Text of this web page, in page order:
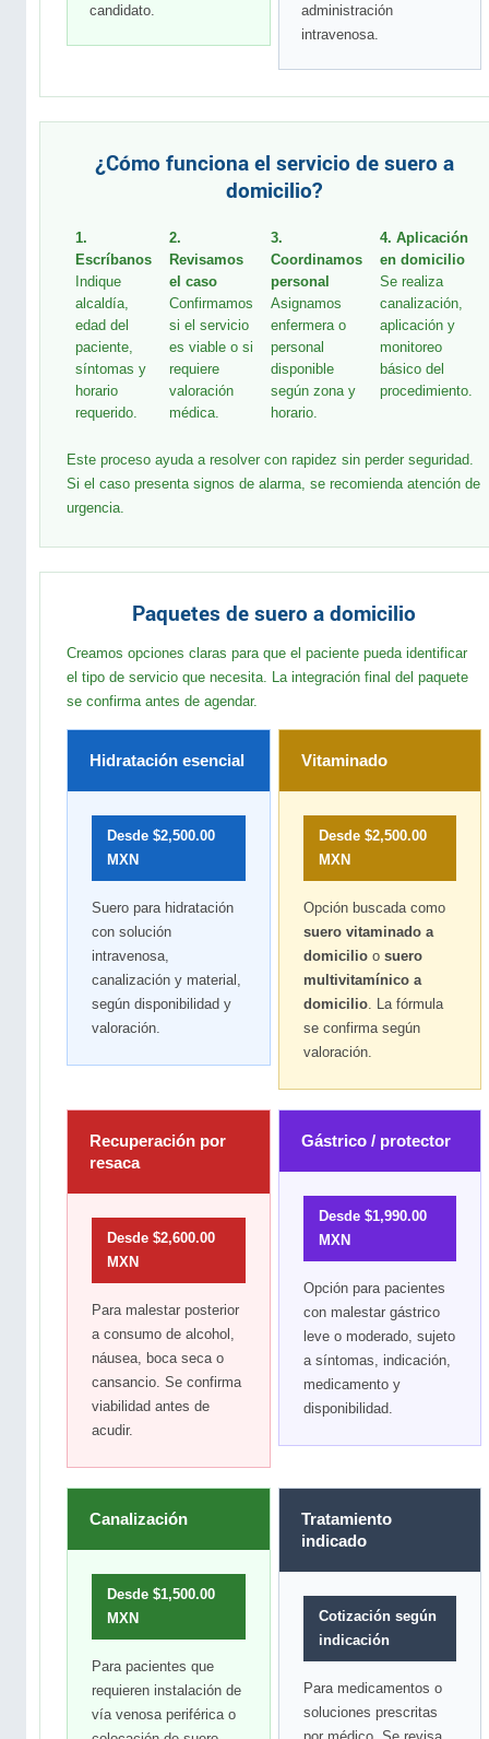
candidato.
administración
intravenosa.
¿Cómo funciona el servicio de suero a
domicilio?
1.
Escríbanos
Indique
alcaldía,
edad del
paciente,
síntomas y
horario
requerido.
2.
Revisamos
el caso
Confirmamos
si el servicio
es viable o si
requiere
valoración
médica.
3.
Coordinamos
personal
Asignamos
enfermera o
personal
disponible
según zona y
horario.
4. Aplicación
en domicilio
Se realiza
canalización,
aplicación y
monitoreo
básico del
procedimiento.
Este proceso ayuda a resolver con rapidez sin perder seguridad.
Si el caso presenta signos de alarma, se recomienda atención de
urgencia.
Paquetes de suero a domicilio
Creamos opciones claras para que el paciente pueda identificar
el tipo de servicio que necesita. La integración final del paquete
se confirma antes de agendar.
Hidratación esencial
Desde $2,500.00
MXN
Suero para hidratación
con solución
intravenosa,
canalización y material,
según disponibilidad y
valoración.
Vitaminado
Desde $2,500.00
MXN
Opción buscada como
suero vitaminado a
domicilio o suero
multivitamínico a
domicilio . La fórmula
se confirma según
valoración.
Recuperación por
resaca
Desde $2,600.00
MXN
Para malestar posterior
a consumo de alcohol,
náusea, boca seca o
cansancio. Se confirma
viabilidad antes de
acudir.
Gástrico / protector
Desde $1,990.00
MXN
Opción para pacientes
con malestar gástrico
leve o moderado, sujeto
a síntomas, indicación,
medicamento y
disponibilidad.
Canalización
Desde $1,500.00
MXN
Para pacientes que
requieren instalación de
vía venosa periférica o
Tratamiento
indicado
Cotización según
indicación
Para medicamentos o
soluciones prescritas